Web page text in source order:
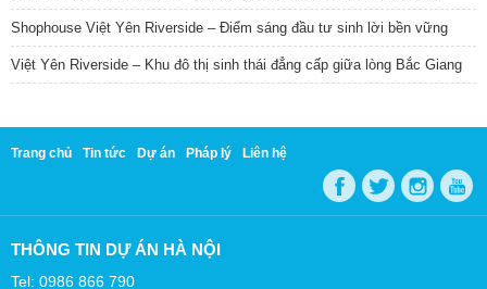
Shophouse Việt Yên Riverside – Điểm sáng đầu tư sinh lời bền vững
Việt Yên Riverside – Khu đô thị sinh thái đẳng cấp giữa lòng Bắc Giang
Trang chủ Tin tức Dự án Pháp lý Liên hệ
THÔNG TIN DỰ ÁN HÀ NỘI
Tel: 0986 866 790